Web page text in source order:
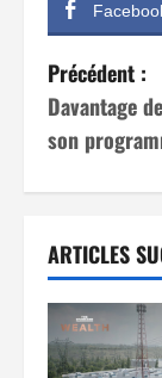
N
a
v
g
a
Précédent :
Davantage
son
ARTICLES